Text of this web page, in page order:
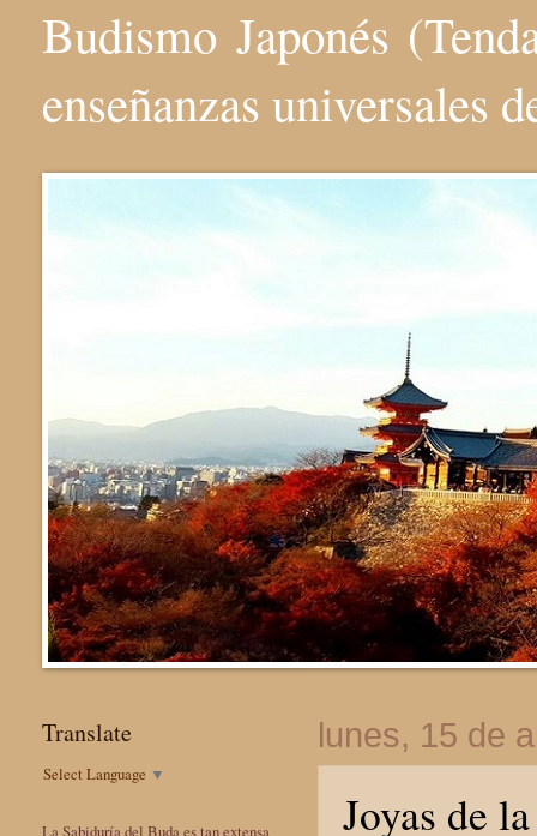
Budismo Japonés
enseñanzas universales
lunes, 15 de
Joyas de
Translate
Select Language ▼
La Sabiduría del Buda es tan extensa